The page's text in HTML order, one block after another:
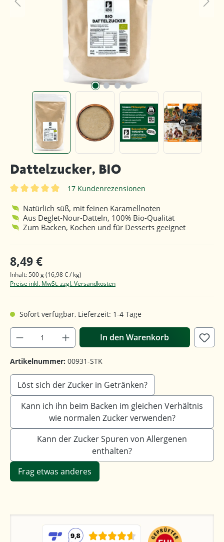
Dattelzucker, BIO
17 Kundenrezensionen
Natürlich süß, mit feinen Karamellnoten
Aus Deglet-Nour-Datteln, 100% Bio-Qualität
Zum Backen, Kochen und für Desserts geeignet
8,49 €
Inhalt:500 g(16,98 € / kg)
Preise inkl. MwSt. zzgl. Versandkosten
Sofort verfügbar, Lieferzeit: 1-4 Tage
In den Warenkorb
Artikelnummer: 00931-STK
Löst sich der Zucker in Getränken?
Kann ich ihn beim Backen im gleichen Verhältnis
wie normalen Zucker verwenden?
Kann der Zucker Spuren von Allergenen
enthalten?
Frag etwas anderes